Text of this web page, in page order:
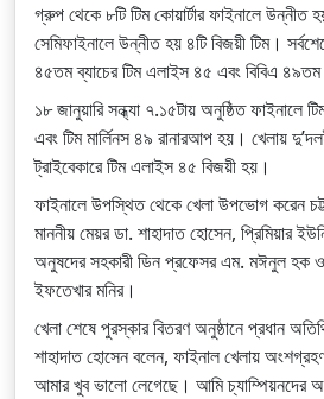
গ্রুপ থেকে ৮টি টিম কোয়ার্টার ফাইনালে উন্নীত
সেমিফাইনালে উন্নীত হয় ৪টি বিজয়ী টিম।
৪৫তম ব্যাচের টিম এলাইস ৪৫ এবং বিবিএ ৪৯তম
১৮ জানুয়ারি সন্ধ্যা ৭.১৫টায় অনুষ্ঠিত ফাইনালে
এবং টিম মার্লিনস ৪৯ রানারআপ হয়। খেলায়
ট্রাইবেকারে টিম এলাইস ৪৫ বিজয়ী হয়।
ফাইনালে উপস্থিত থেকে খেলা উপভোগ করেন
মাননীয় মেয়র ডা. শাহাদাত হোসেন, প্রিমিয়ার
অনুষদের সহকারী ডিন প্রফেসর এম. মঈনুল হক ও
ইফতেখার মনির।
খেলা শেষে পুরস্কার বিতরণ অনুষ্ঠানে প্রধান
শাহাদাত হোসেন বলেন, ফাইনাল খেলায়
আমার খুব ভালো লেগেছে। আমি চ্যাম্পিয়নদের